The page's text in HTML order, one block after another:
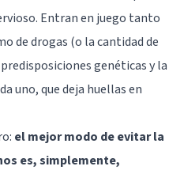
Entran en juego tanto
de drogas (o la cantidad de
genéticas y la
uno, que deja huellas en
el mejor modo de evitar la
es, simplemente,